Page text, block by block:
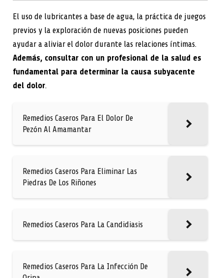
El uso de lubricantes a base de agua, la práctica de juegos
previos y la exploración de nuevas posiciones pueden
ayudar a aliviar el dolor durante las relaciones íntimas.
Además, consultar con un profesional de la salud es
fundamental para determinar la causa subyacente
del dolor.
Remedios Caseros Para El Dolor De
Pezón Al Amamantar
Remedios Caseros Para Eliminar Las
Piedras De Los Riñones
Remedios Caseros Para La Candidiasis
Remedios Caseros Para La Infección De